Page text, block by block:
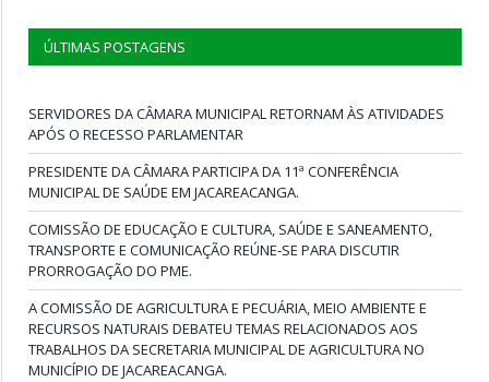
ÚLTIMAS POSTAGENS
SERVIDORES DA CÂMARA MUNICIPAL RETORNAM ÀS ATIVIDADES
APÓS O RECESSO PARLAMENTAR
PRESIDENTE DA CÂMARA PARTICIPA DA 11ª CONFERÊNCIA
MUNICIPAL DE SAÚDE EM JACAREACANGA.
COMISSÃO DE EDUCAÇÃO E CULTURA, SAÚDE E SANEAMENTO,
TRANSPORTE E COMUNICAÇÃO REÚNE-SE PARA DISCUTIR
PRORROGAÇÃO DO PME.
A COMISSÃO DE AGRICULTURA E PECUÁRIA, MEIO AMBIENTE E
RECURSOS NATURAIS DEBATEU TEMAS RELACIONADOS AOS
TRABALHOS DA SECRETARIA MUNICIPAL DE AGRICULTURA NO
MUNICÍPIO DE JACAREACANGA.